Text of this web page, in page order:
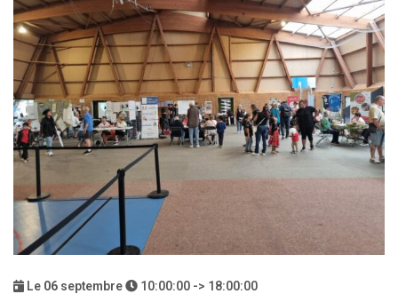
Le 06 septembre 10:00:00 -> 18:00:00